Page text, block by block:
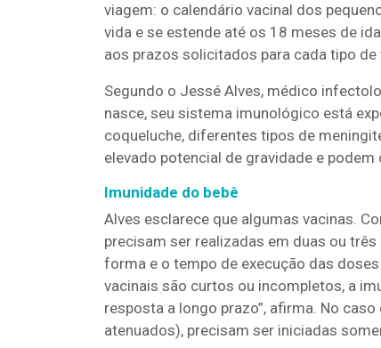
viagem: o calendário vacinal dos
vida e se estende até os 18 meses de
aos prazos solicitados para cada tipo de
Segundo o Jessé Alves, médico
nasce, seu sistema imunológico está
coqueluche, diferentes tipos de
elevado potencial de gravidade e
Imunidade do bebê
Alves esclarece que algumas vacinas.
precisam ser realizadas em duas ou
forma e o tempo de execução das
vacinais são curtos ou incompletos, a
resposta a longo prazo”, afirma. No
atenuados), precisam ser iniciadas